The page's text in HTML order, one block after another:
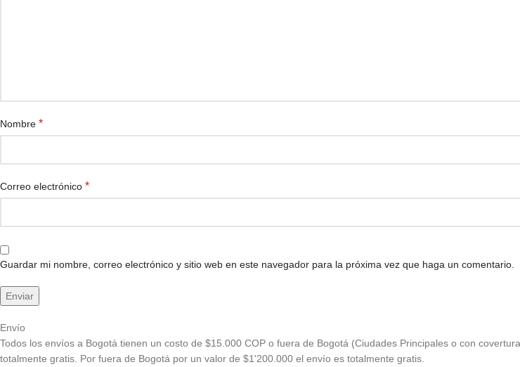
Nombre *
Correo electrónico *
Guardar mi nombre, correo electrónico y sitio web en este navegador para la próxima vez que haga un comentario.
Envío
Todos los envíos a Bogotá tienen un costo de $15.000 COP o fuera de Bogotá (Ciudades Principales o con
totalmente gratis. Por fuera de Bogotá por un valor de $1'200.000 el envío es totalmente gratis.